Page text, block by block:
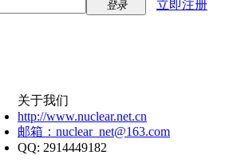
登录 立即注册
关于我们
http://www.nuclear.net.cn
邮箱：nuclear_net@163.com
QQ: 2914449182